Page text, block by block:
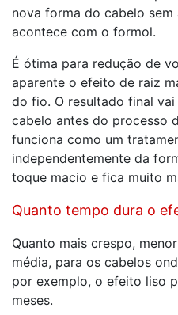
nova forma do cabelo
acontece com o formol.
É ótima para redução de
aparente o efeito de raiz
do fio. O resultado final
cabelo antes do processo
funciona como um
independentemente da
toque macio e fica muito
Quanto tempo dura o
Quanto mais crespo,
média, para os cabelos
por exemplo, o efeito liso
meses.